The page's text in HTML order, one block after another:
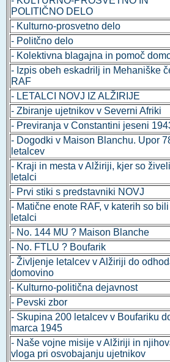
POLITIČNO DELO
- Kulturno-prosvetno delo
- Politčno delo
- Kolektivna blagajna in pomoč
- Izpis obeh eskadrilj in Mehaniške
RAF
- LETALCI NOVJ IZ ALŽIRIJE
- Zbiranje ujetnikov v Severni Afriki
- Previranja v Constantini jeseni
- Dogodki v Maison Blanchu. Upor
letalcev
- Kraji in mesta v Alžiriji, kjer so
letalci
- Prvi stiki s predstavniki NOVJ
- Matične enote RAF, v katerih so
letalci
- No. 144 MU ? Maison Blanche
- No. FTLU ? Boufarik
- Življenje letalcev v Alžiriji do
domovino
- Kulturno-politična dejavnost
- Pevski zbor
- Skupina 200 letalcev v Boufariku
marca 1945
- Naše vojne misije v Alžiriji in
vloga pri osvobajanju ujetnikov